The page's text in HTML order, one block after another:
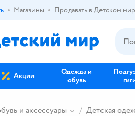
доставки.
Магазины Продавать в Детском
Акции
Одежда и
обувь
и аксессуары Детская